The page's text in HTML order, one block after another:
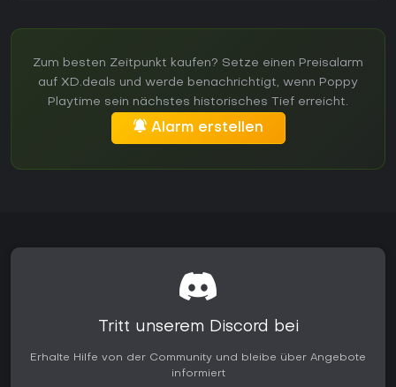
Zum besten Zeitpunkt kaufen? Setze einen Preisalarm
auf XD.deals und werde benachrichtigt, wenn Poppy
Playtime sein nächstes historisches Tief erreicht.
Alarm erstellen
Tritt unserem Discord bei
Erhalte Hilfe von der Community und bleibe über Angebote
informiert